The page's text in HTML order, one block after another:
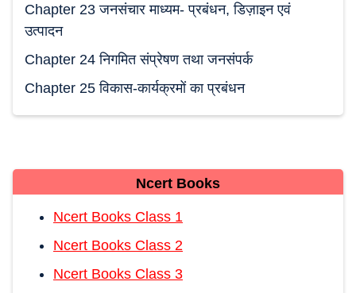
Chapter 23 जनसंचार माध्यम- प्रबंधन, डिज़ाइन एवं
उत्पादन
Chapter 24 निगमित संप्रेषण तथा जनसंपर्क
Chapter 25 विकास-कार्यक्रमों का प्रबंधन
Ncert Books
Ncert Books Class 1
Ncert Books Class 2
Ncert Books Class 3